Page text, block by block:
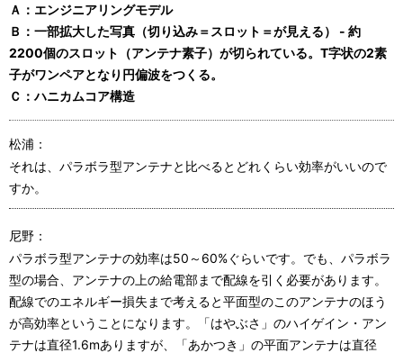
Ａ：エンジニアリングモデル
Ｂ：一部拡大した写真（切り込み＝スロット＝が見える） - 約
2200個のスロット（アンテナ素子）が切られている。T字状の2素
子がワンペアとなり円偏波をつくる。
Ｃ：ハニカムコア構造
松浦：
それは、パラボラ型アンテナと比べるとどれくらい効率がいいので
すか。
尼野：
パラボラ型アンテナの効率は50～60%ぐらいです。でも、パラボラ
型の場合、アンテナの上の給電部まで配線を引く必要があります。
配線でのエネルギー損失まで考えると平面型のこのアンテナのほう
が高効率ということになります。「はやぶさ」のハイゲイン・アン
テナは直径1.6mありますが、「あかつき」の平面アンテナは直径